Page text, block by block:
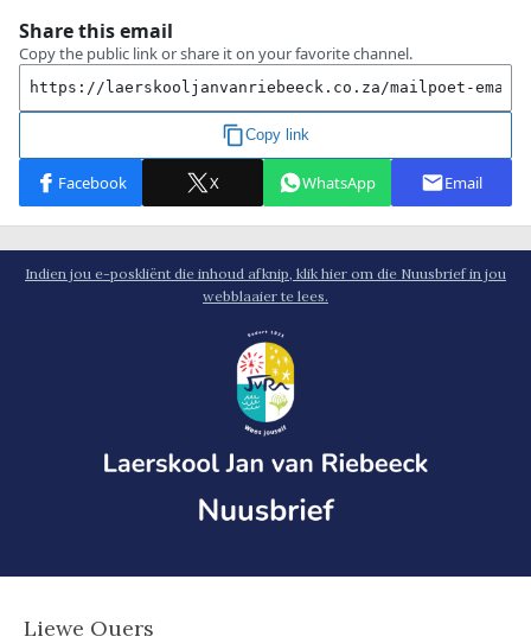
Indien jou e-poskliënt die inhoud afknip, klik hier om die Nuusbrief in jou
webblaaier te lees.
Liewe Ouers